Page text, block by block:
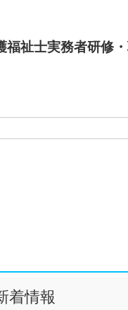
福祉士実務者研修
着情報